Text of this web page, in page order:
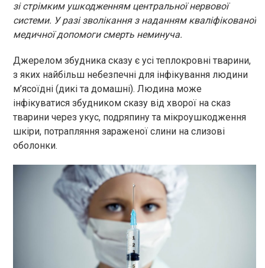
зі стрімким ушкодженням центральної нервової
системи. У разі зволікання з наданням кваліфікованої
медичної допомоги смерть неминуча.
Джерелом збудника сказу є усі теплокровні тварини,
з яких найбільш небезпечні для інфікування людини
м’ясоїдні (дикі та домашні). Людина може
інфікуватися збудником сказу від хворої на сказ
тварини через укус, подряпину та мікроушкодження
шкіри, потрапляння зараженої слини на слизові
оболонки.